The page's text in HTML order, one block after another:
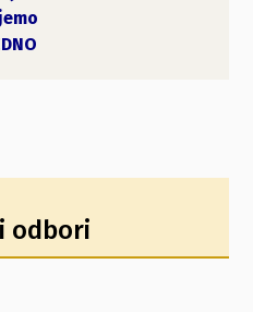
odbori